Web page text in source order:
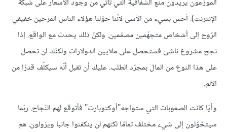
الموزّعون يريدون منع الشفافية التي تأتي من وجود الأسعار على شبكة
الإنترنت). أحس بشيء من الأسى لأنّنا حوّلنا هؤلاء الناس المرحين خفيفي
الرّوح إلى أشخاص متجهّمين مصمّمين. ولكنّ ذلك يحدث مع الواقع. إذا
نجح مشروع ناشئ فستحصل على ملايين الدولارات ولكنّك لن تحصل
على هذا النوع من المال بمجرّد الطلب. عليك أن تقبل أنّه سيكلّف قدرًا من
الألم.
وأيّا كانت الصعوبات التي ستواجه"أوكتوبارت" فأتوقع لهم النّجاح. ربّما
سيتحّوّلون إلى شيء مختلف تمامًا لكنهم لن ينكفئوا جانبا ويزولون. هم